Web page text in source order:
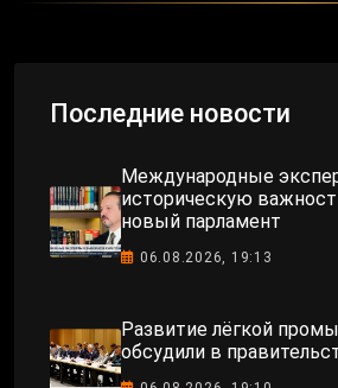
Последние новости
Международные
историческую
новый парламент
06.08.2026, 19:13
Развитие лёгкой
обсудили в